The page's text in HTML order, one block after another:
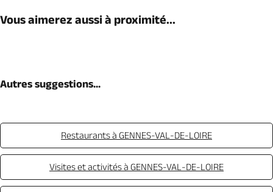
Vous aimerez aussi à proximité...
Autres suggestions...
Restaurants à GENNES-VAL-DE-LOIRE
Visites et activités à GENNES-VAL-DE-LOIRE